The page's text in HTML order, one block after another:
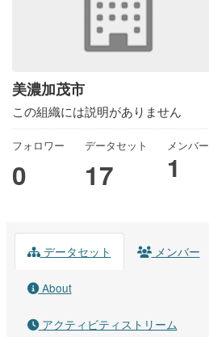
美濃加茂市
この組織には説明がありません
フォロワー
0
データセット
17
メンバー
1
データセット メンバー
About
アクティビティストリーム